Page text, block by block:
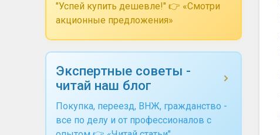
"Успей купить дешевле!" 👉 «Смотри
акционные предложения»
Экспертные советы -
читай наш блог
Покупка, переезд, ВНЖ, гражданство -
все по делу и от профессионалов с